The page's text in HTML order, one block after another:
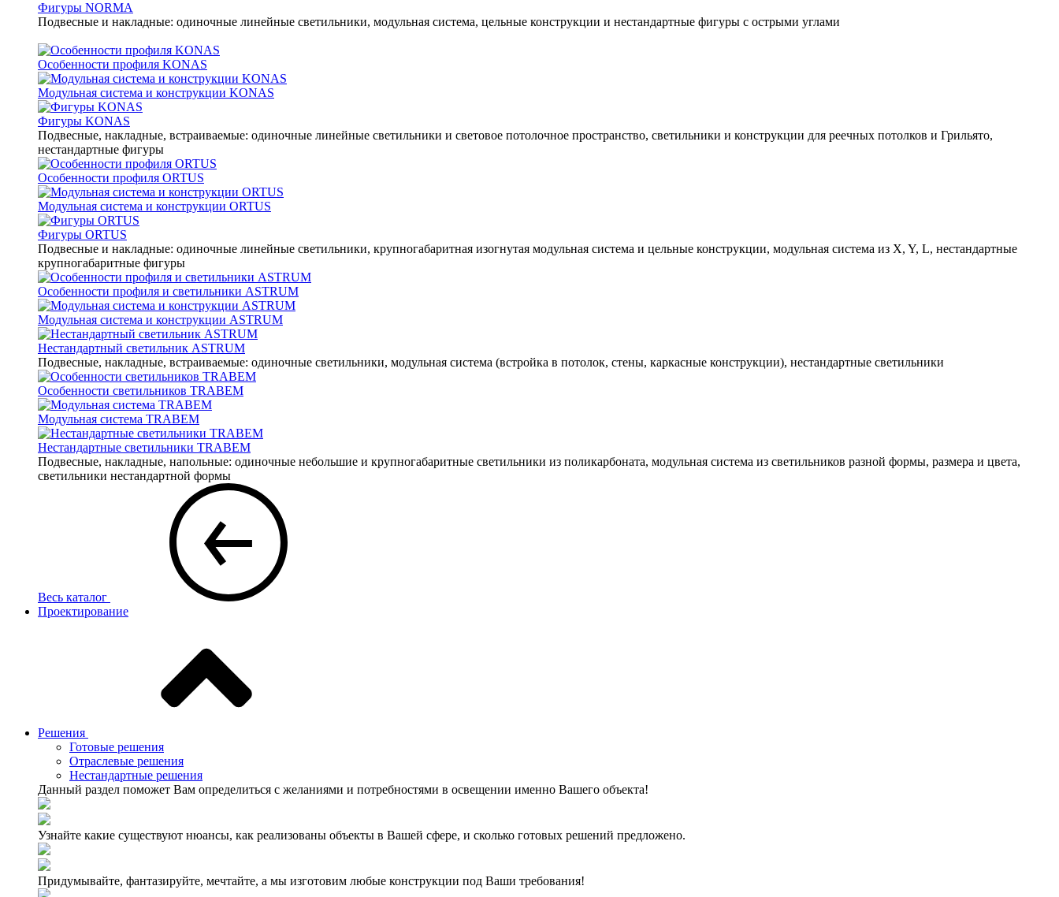
Фигуры NORMA
Подвесные и накладные: одиночные линейные светильники, модульная система, цельные конструкции и нестандартные фигуры с острыми углами
Особенности профиля KONAS
Модульная система и конструкции KONAS
Фигуры KONAS
Подвесные, накладные, встраиваемые: одиночные линейные светильники и световое потолочное пространство, светильники и конструкции для реечных потолков и Грильято,
нестандартные фигуры
Особенности профиля ORTUS
Модульная система и конструкции ORTUS
Фигуры ORTUS
Подвесные и накладные: одиночные линейные светильники, крупногабаритная изогнутая модульная система и цельные конструкции, модульная система из X, Y, L, нестандартные
крупногабаритные фигуры
Особенности профиля и светильники ASTRUM
Модульная система и конструкции ASTRUM
Нестандартный светильник ASTRUM
Подвесные, накладные, встраиваемые: одиночные светильники, модульная система (встройка в потолок, стены, каркасные конструкции), нестандартные светильники
Особенности светильников TRABEM
Модульная система TRABEM
Нестандартные светильники TRABEM
Подвесные, накладные, напольные: одиночные небольшие и крупногабаритные светильники из поликарбоната, модульная система из светильников разной формы, размера и цвета,
светильники нестандартной формы
Весь каталог
Проектирование
Решения
Готовые решения
Отраслевые решения
Нестандартные решения
Данный раздел поможет Вам определиться с желаниями и потребностями в освещении именно Вашего объекта!
Узнайте какие существуют нюансы, как реализованы объекты в Вашей сфере, и сколько готовых решений предложено.
Придумывайте, фантазируйте, мечтайте, а мы изготовим любые конструкции под Ваши требования!